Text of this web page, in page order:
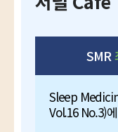
SMR
Sleep
Vol.16 No.3)